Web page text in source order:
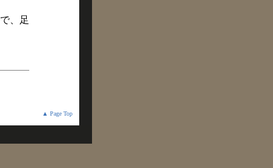
、足
▲ Page Top